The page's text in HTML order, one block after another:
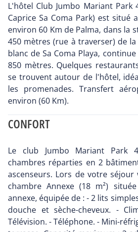
L'hôtel Club Jumbo Mariant
Caprice Sa Coma Park) est situé
environ 60 Km de Palma, dans la
450 mètres (rue à traverser) de
blanc de Sa Coma Playa,
850 mètres. Quelques
se trouvent autour de l'hôtel,
les promenades. Transfert
environ (60 Km).
CONFORT
Le club Jumbo Mariant Park
chambres réparties en 2
ascenseurs. Lors de votre séjour
chambre Annexe (18 m²)
annexe, équipée de : - 2 lits
douche et sèche-cheveux. -
Télévision. - Téléphone. - Mini-